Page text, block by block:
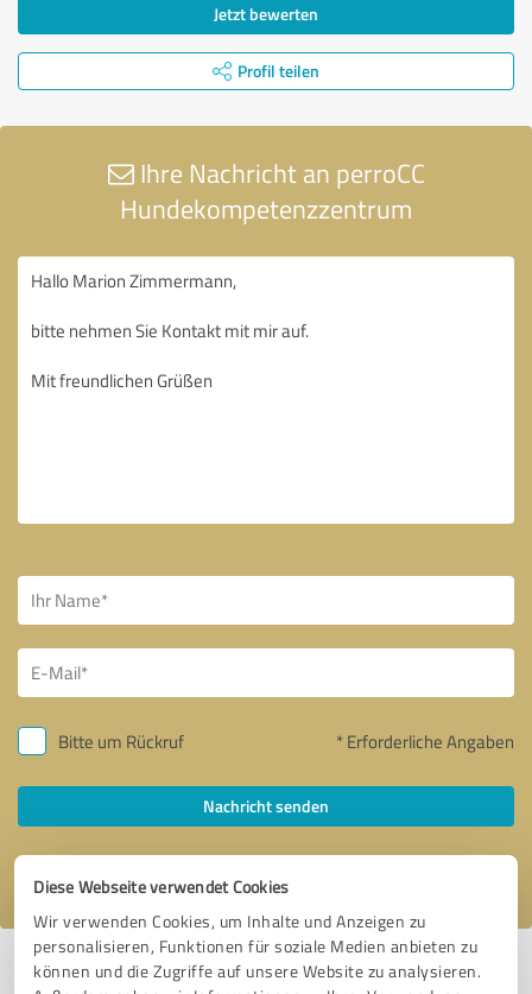
Diese Webseite verwendet Cookies
Wir verwenden Cookies, um Inhalte und Anzeigen zu
personalisieren, Funktionen für soziale Medien anbieten zu
können und die Zugriffe auf unsere Website zu analysieren.
Jetzt bewerten
Profil teilen
Ihre Nachricht an perroCC
Hundekompetenzzentrum
Bitte um Rückruf * Erforderliche Angaben
Nachricht senden
Ich stimme den
Profil aktiv seit 14.08.2018 |Letzte Aktualisierung: 10.01.2024|Profil